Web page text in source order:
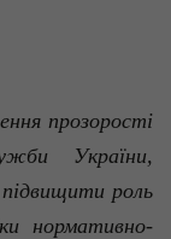
прозорості
України,
роль
нормативно-